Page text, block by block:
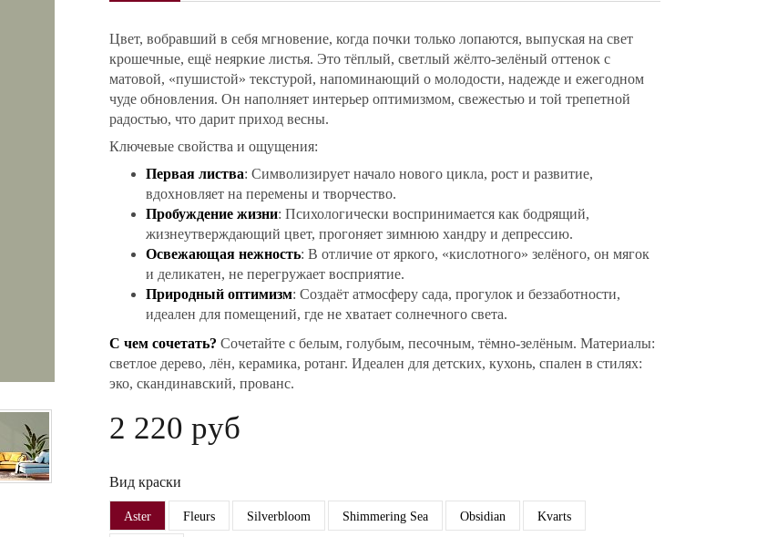
Цвет, вобравший в себя мгновение, когда почки только лопаются, выпуская на свет
крошечные, ещё неяркие листья. Это тёплый, светлый жёлто-зелёный оттенок с
матовой, «пушистой» текстурой, напоминающий о молодости, надежде и ежегодном
чуде обновления. Он наполняет интерьер оптимизмом, свежестью и той трепетной
радостью, что дарит приход весны.
Ключевые свойства и ощущения:
Первая листва: Символизирует начало нового цикла, рост и развитие,
вдохновляет на перемены и творчество.
Пробуждение жизни: Психологически воспринимается как бодрящий,
жизнеутверждающий цвет, прогоняет зимнюю хандру и депрессию.
Освежающая нежность: В отличие от яркого, «кислотного» зелёного, он мягок
и деликатен, не перегружает восприятие.
Природный оптимизм: Создаёт атмосферу сада, прогулок и беззаботности,
идеален для помещений, где не хватает солнечного света.
С чем сочетать? Сочетайте с белым, голубым, песочным, тёмно-зелёным. Материалы:
светлое дерево, лён, керамика, ротанг. Идеален для детских, кухонь, спален в стилях:
эко, скандинавский, прованс.
2 220 руб
Вид краски
Aster Fleurs Silverbloom Shimmering Sea Obsidian Kvarts